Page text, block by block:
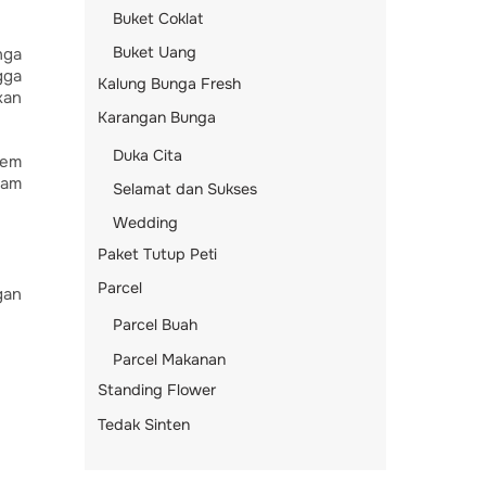
Buket Coklat
Buket Uang
Kalung Bunga Fresh
Karangan Bunga
Duka Cita
Selamat dan Sukses
Wedding
Paket Tutup Peti
Parcel
Parcel Buah
Parcel Makanan
Standing Flower
Tedak Sinten